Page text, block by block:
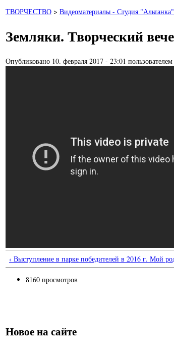
ТВОРЧЕСТВО > Видеоматериалы - Студия "Альтанка"
Земляки. Творческий
Опубликовано 10. февраля 2017 - 23:01 пользователем
‹ Выступление в парке победителей в 2016 г. Мой
8160 просмотров
Новое на сайте